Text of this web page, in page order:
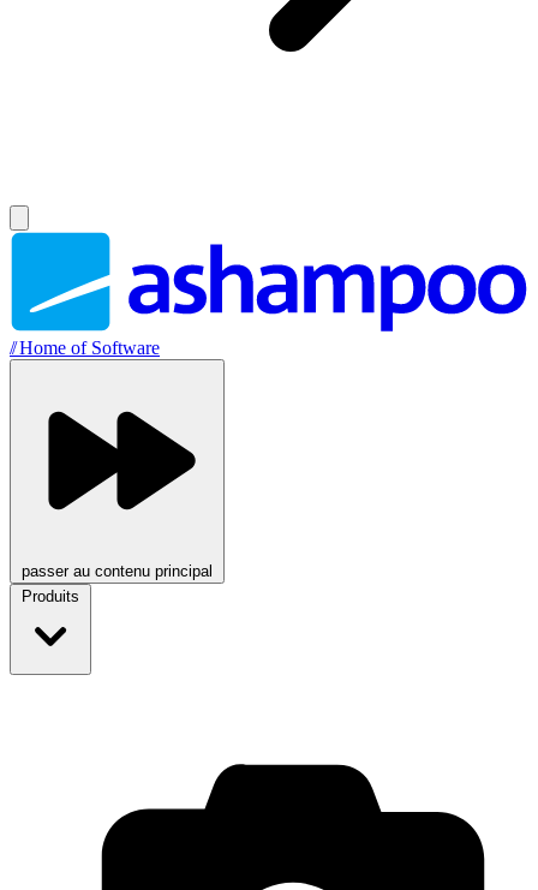
//Home of Software
passer au contenu principal
Produits